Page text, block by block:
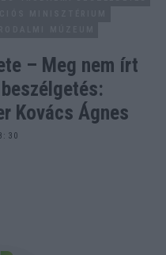
– Meg nem írt
Kovács Ágnes